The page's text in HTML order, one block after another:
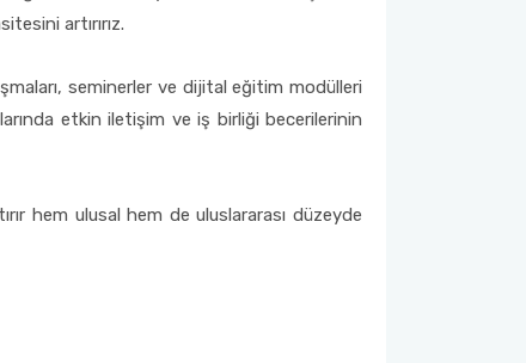
artırırız.
seminerler ve dijital eğitim modülleri
etkin iletişim ve iş birliği becerilerinin
hem ulusal hem de uluslararası düzeyde